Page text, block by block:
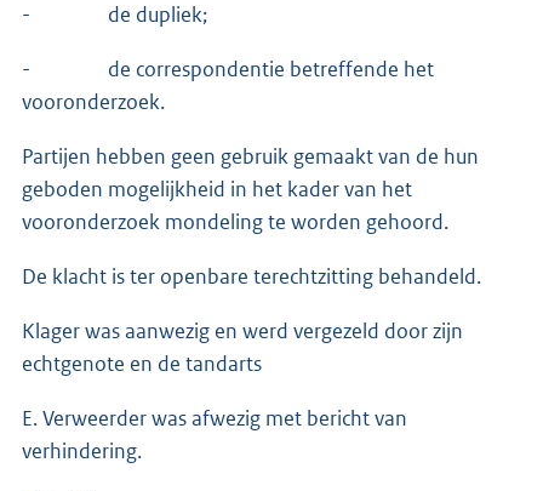
- de dupliek;
- de correspondentie betreffende het
vooronderzoek.
Partijen hebben geen gebruik gemaakt van de hun
geboden mogelijkheid in het kader van het
vooronderzoek mondeling te worden gehoord.
De klacht is ter openbare terechtzitting behandeld.
Klager was aanwezig en werd vergezeld door zijn
echtgenote en de tandarts
E. Verweerder was afwezig met bericht van
verhindering.